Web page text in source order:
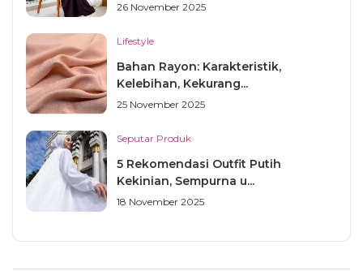
26 November 2025
Lifestyle
Bahan Rayon: Karakteristik,
Kelebihan, Kekurang...
25 November 2025
Seputar Produk
5 Rekomendasi Outfit Putih
Kekinian, Sempurna u...
18 November 2025